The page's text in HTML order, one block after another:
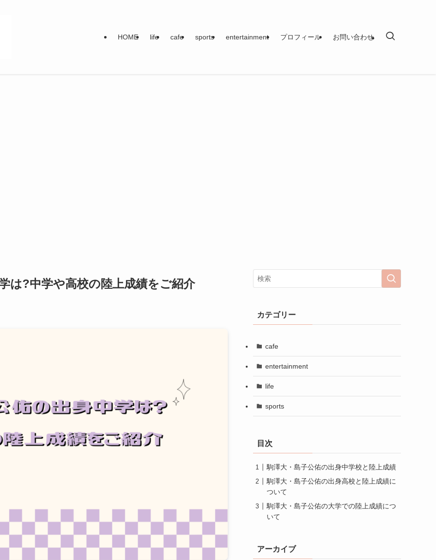
HOME life cafe sports entertainment プロフィール お問い合わせ
は?中学や高校の陸上成績をご紹介
カテゴリー
cafe
entertainment
life
sports
目次
駒澤大・島子公佑の出身中学校と陸上成績
駒澤大・島子公佑の出身高校と陸上成績に
ついて
駒澤大・島子公佑の大学での陸上成績につ
いて
アーカイブ